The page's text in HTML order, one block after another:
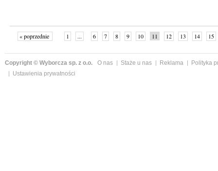
« poprzednie 1 ... 6 7 8 9 10 11 12 13 14 15
Copyright © Wyborcza sp. z o.o. O nas Staże u nas Reklama
Polityka
Ustawienia prywatności